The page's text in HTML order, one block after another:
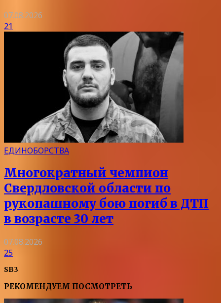
07.08.2026
21
ЕДИНОБОРСТВА
Многократный чемпион
Свердловской области по
рукопашному бою погиб в ДТП
в возрасте 30 лет
07.08.2026
25
SB3
РЕКОМЕНДУЕМ ПОСМОТРЕТЬ